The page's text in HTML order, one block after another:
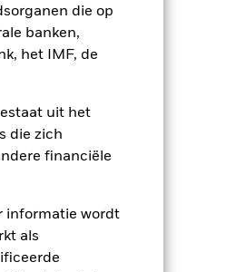
die op
banken,
het IMF, de
uit het
die zich
financiële
informatie wordt
als